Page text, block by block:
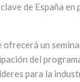
de España en
un
del
para la